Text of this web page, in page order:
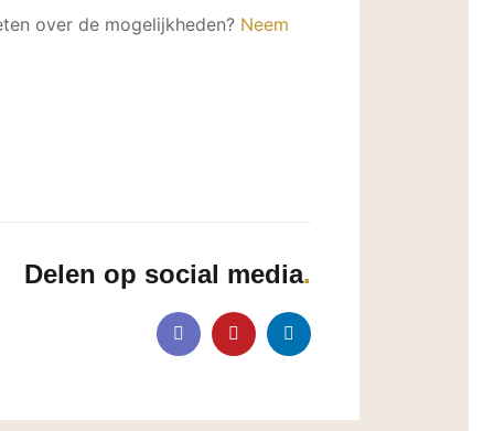
over de mogelijkheden? Neem
Delen op social media